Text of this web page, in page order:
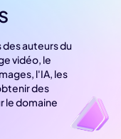
auteurs du
vidéo, le
l'IA, les
des
le domaine